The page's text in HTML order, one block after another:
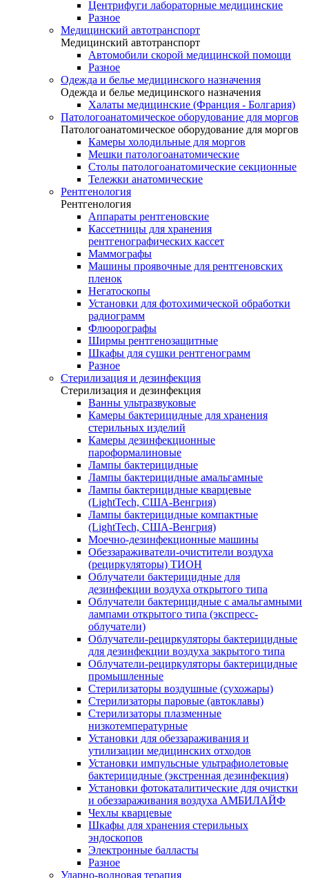
Центрифуги лабораторные медицинские
Разное
Медицинский автотранспорт
Медицинский автотранспорт
Автомобили скорой медицинской помощи
Разное
Одежда и белье медицинского назначения
Одежда и белье медицинского назначения
Халаты медицинские (Франция - Болгария)
Патологоанатомическое оборудование для моргов
Патологоанатомическое оборудование для моргов
Камеры холодильные для моргов
Мешки патологоанатомические
Столы патологоанатомические секционные
Тележки анатомические
Рентгенология
Рентгенология
Аппараты рентгеновские
Кассетницы для хранения
рентгенографических кассет
Маммографы
Машины проявочные для рентгеновских
пленок
Негатоскопы
Установки для фотохимической обработки
радиограмм
Флюорографы
Ширмы рентгенозащитные
Шкафы для сушки рентгенограмм
Разное
Стерилизация и дезинфекция
Стерилизация и дезинфекция
Ванны ультразвуковые
Камеры бактерицидные для хранения
стерильных изделий
Камеры дезинфекционные
пароформалиновые
Лампы бактерицидные
Лампы бактерицидные амальгамные
Лампы бактерицидные кварцевые
(LightTech, США-Венгрия)
Лампы бактерицидные компактные
(LightTech, США-Венгрия)
Моечно-дезинфекционные машины
Обеззараживатели-очистители воздуха
(рециркуляторы) ТИОН
Облучатели бактерицидные для
дезинфекции воздуха открытого типа
Облучатели бактерицидные с амальгамными
лампами открытого типа (экспресс-
облучатели)
Облучатели-рециркуляторы бактерицидные
для дезинфекции воздуха закрытого типа
Облучатели-рециркуляторы бактерицидные
промышленные
Стерилизаторы воздушные (сухожары)
Стерилизаторы паровые (автоклавы)
Стерилизаторы плазменные
низкотемпературные
Установки для обеззараживания и
утилизации медицинских отходов
Установки импульсные ультрафиолетовые
бактерицидные (экстренная дезинфекция)
Установки фотокаталитические для очистки
и обеззараживания воздуха АМБИЛАЙФ
Чехлы кварцевые
Шкафы для хранения стерильных
эндоскопов
Электронные балласты
Разное
Ударно-волновая терапия